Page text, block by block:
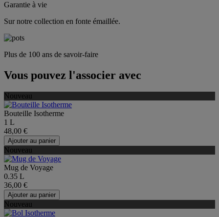
Garantie à vie
Sur notre collection en fonte émaillée.
Plus de 100 ans de savoir-faire
Vous pouvez l'associer avec
Nouveau
Bouteille Isotherme
1 L
48,00 €
Ajouter au panier
Nouveau
Mug de Voyage
0.35 L
36,00 €
Ajouter au panier
Nouveau